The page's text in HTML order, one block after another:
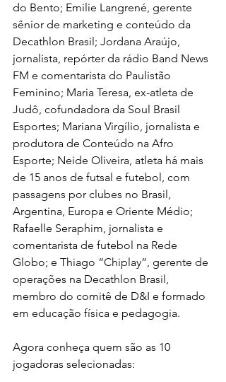
do Bento; Emilie Langrené, gerente
sênior de marketing e conteúdo da
Decathlon Brasil; Jordana Araújo,
jornalista, repórter da rádio Band News
FM e comentarista do Paulistão
Feminino; Maria Teresa, ex-atleta de
Judô, cofundadora da Soul Brasil
Esportes; Mariana Virgílio, jornalista e
produtora de Conteúdo na Afro
Esporte; Neide Oliveira, atleta há mais
de 15 anos de futsal e futebol, com
passagens por clubes no Brasil,
Argentina, Europa e Oriente Médio;
Rafaelle Seraphim, jornalista e
comentarista de futebol na Rede
Globo; e Thiago “Chiplay”, gerente de
operações na Decathlon Brasil,
membro do comitê de D&I e formado
em educação física e pedagogia.
Agora conheça quem são as 10
jogadoras selecionadas: